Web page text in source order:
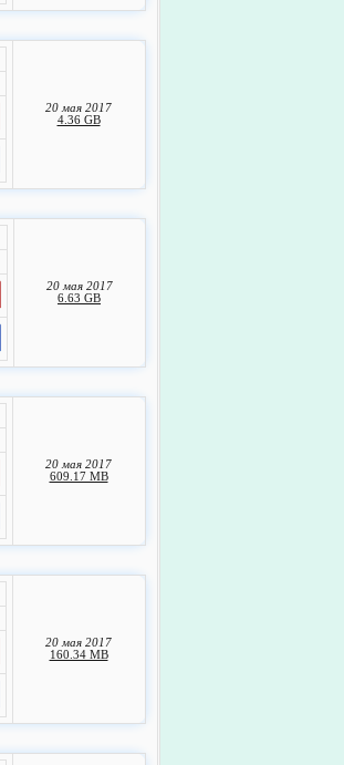
20 мая 2017
4.36 GB
20 мая 2017
6.63 GB
20 мая 2017
609.17 MB
20 мая 2017
160.34 MB